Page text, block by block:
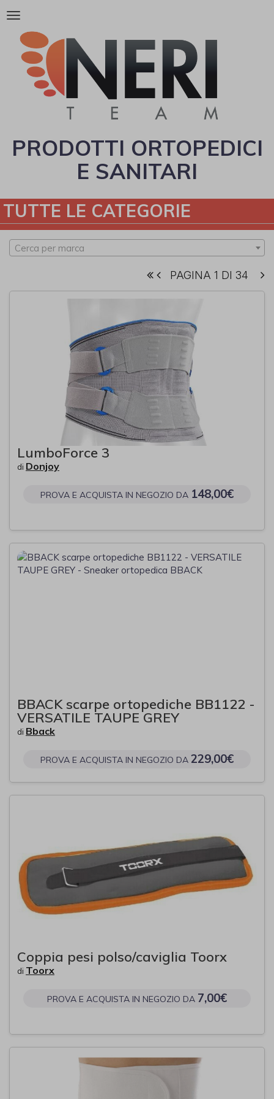
Attiva/disattiva
navigazione
PRODOTTI ORTOPEDICI
E SANITARI
TUTTE LE CATEGORIE
Cerca per marca
PAGINA 1 DI 34
LumboForce 3
di Donjoy
PROVA E ACQUISTA IN NEGOZIO DA 148,00€
BBACK scarpe ortopediche BB1122 -
VERSATILE TAUPE GREY
di Bback
PROVA E ACQUISTA IN NEGOZIO DA 229,00€
Coppia pesi polso/caviglia Toorx
di Toorx
PROVA E ACQUISTA IN NEGOZIO DA 7,00€